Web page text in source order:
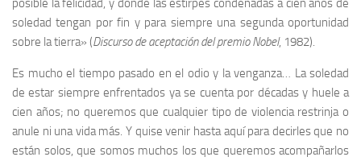
posible la felicidad, y donde las estirpes condenadas a cien años de
soledad tengan por fin y para siempre una segunda oportunidad
sobre la tierra» (Discurso de aceptación del premio Nobel, 1982).
Es mucho el tiempo pasado en el odio y la venganza… La soledad
de estar siempre enfrentados ya se cuenta por décadas y huele a
cien años; no queremos que cualquier tipo de violencia restrinja o
anule ni una vida más. Y quise venir hasta aquí para decirles que no
están solos, que somos muchos los que queremos acompañarlos